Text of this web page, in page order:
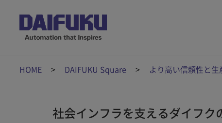
HOME DAIFUKU Square より高い信頼性と
社会インフラを支えるダイフク